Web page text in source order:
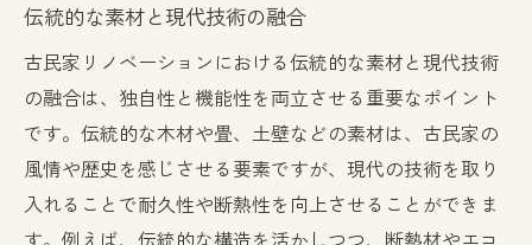
伝統的な素材と現代技術の融合
古民家リノベーションにおける伝統的な素材と現代技術
の融合は、独自性と機能性を両立させる重要なポイント
です。伝統的な木材や畳、土壁などの素材は、古民家の
風情や歴史を感じさせる要素ですが、現代の技術を取り
入れることで耐久性や断熱性を向上させることができま
す。例えば、伝統的な構造を活かしつつ、断熱材やエコ